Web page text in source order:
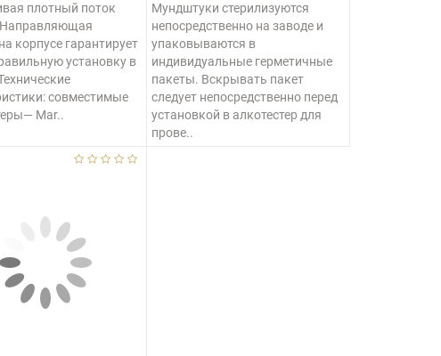
плотный поток
корпусе гарантирует
установку в
совместимые
Mar..
Мундштуки стерилизуются
непосредственно на заводе и
упаковываются в
индивидуальные герметичные
пакеты. Вскрывать пакет
следует непосредственно перед
установкой в алкотестер для
прове..